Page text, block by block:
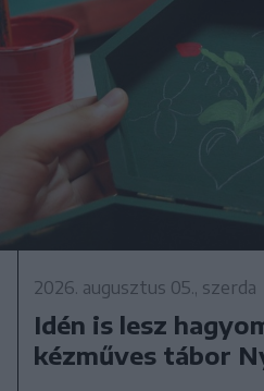
2026. augusztus 05., szerda
Idén is lesz
kézműves tábor